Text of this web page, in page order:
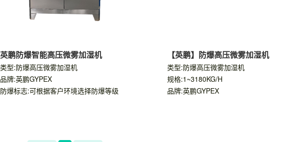
英鹏防爆智能高压微雾加湿机
类型:防爆高压微雾加湿机
品牌:英鹏GYPEX
防爆标志:可根据客户环境选择防爆等级
【英鹏】防爆高压微雾加湿机
类型:防爆高压微雾加湿机
规格:1~3180KG/H
品牌:英鹏GYPEX